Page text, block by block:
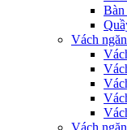
Bàn
Vách